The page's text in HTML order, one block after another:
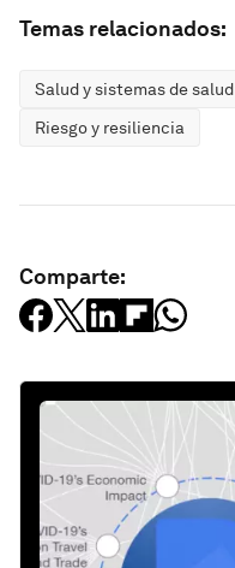
Temas relacionados:
Salud y sistemas de salud
Riesgo y resiliencia
Comparte: